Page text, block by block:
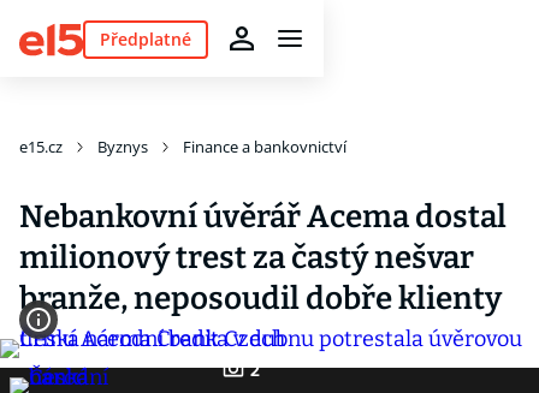
Předplatné
e15.cz Byznys Finance a bankovnictví
Nebankovní úvěrář Acema dostal
milionový trest za častý nešvar
branže, neposoudil dobře klienty
2